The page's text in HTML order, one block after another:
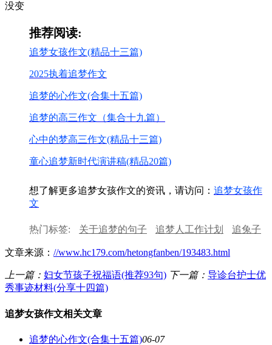
没变
推荐阅读:
追梦女孩作文(精品十三篇)
2025执着追梦作文
追梦的心作文(合集十五篇)
追梦的高三作文（集合十九篇）
心中的梦高三作文(精品十三篇)
童心追梦新时代演讲稿(精品20篇)
想了解更多追梦女孩作文的资讯，请访问： 追梦女孩作
文
热门标签: 关于追梦的句子 追梦人工作计划
追兔子
演讲稿
文章来源： //www.hc179.com/hetongfanben/193483.html
上一篇： 妇女节孩子祝福语(推荐93句) 下一篇： 导诊台护士优
秀事迹材料(分享十四篇)
追梦女孩作文相关文章
追梦的心作文(合集十五篇)06-07